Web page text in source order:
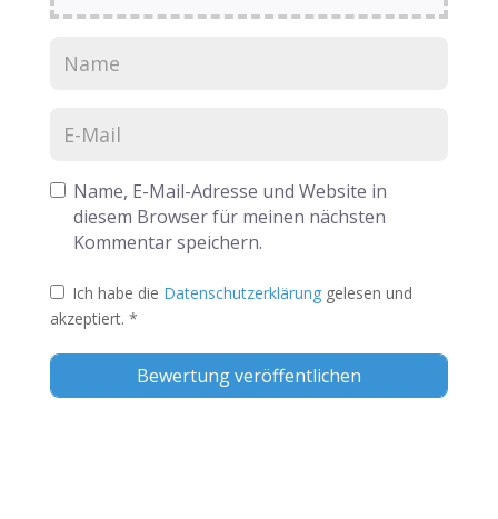
Name, E-Mail-Adresse und Website in
diesem Browser für meinen nächsten
Kommentar speichern.
Ich habe die Datenschutzerklärung gelesen und
akzeptiert. *